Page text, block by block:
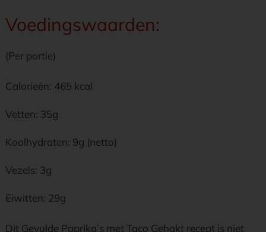
Voedingswaarden:
(Per portie)
Calorieën: 465 kcal
Vetten: 35g
Koolhydraten: 9g (netto)
Vezels: 3g
Eiwitten: 29g
Dit Gevulde Paprika’s met Taco Gehakt recept is niet